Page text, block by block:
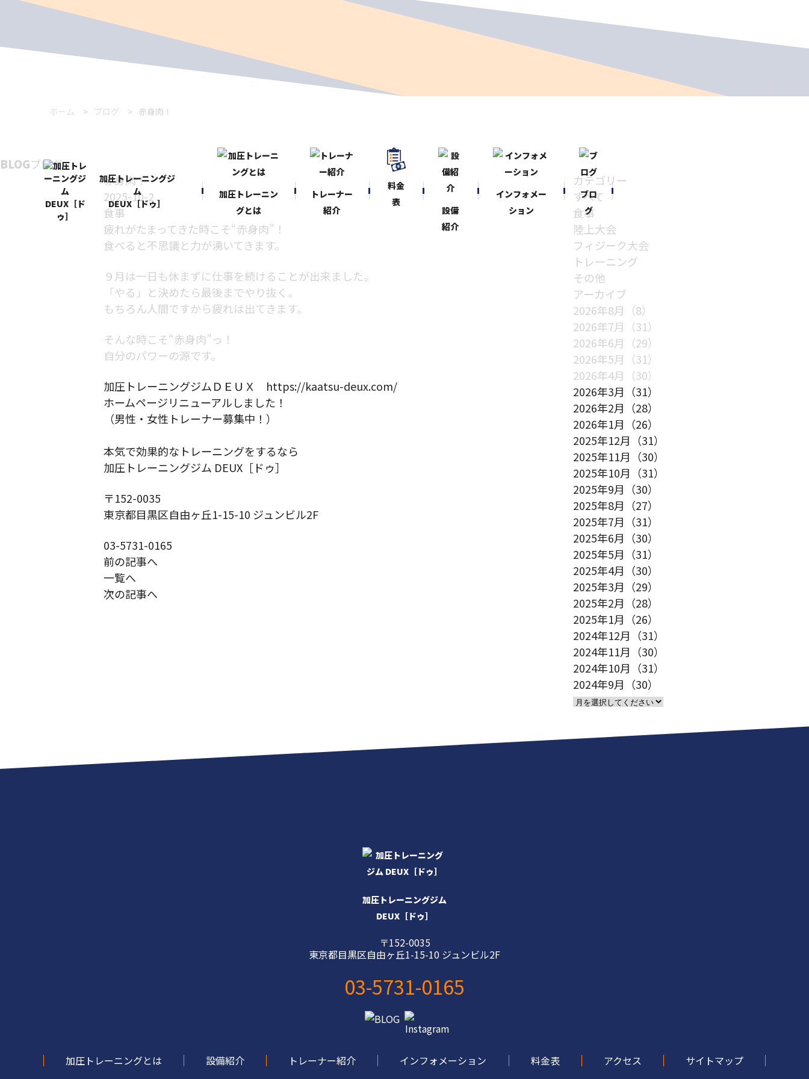
加圧トレーニングジ
ム
DEUX［ドゥ］
加圧トレーニン
グとは
トレーナー
紹介
料金
表
設備
紹介
インフォメー
ション
ブロ
グ
ホーム ブログ 赤身肉！
BLOGブログ
赤身肉！
2025-10-2
食事
疲れがたまってきた時こそ“赤身肉”！
食べると不思議と力が湧いてきます。
９月は一日も休まずに仕事を続けることが出来ました。
「やる」と決めたら最後までやり抜く。
もちろん人間ですから疲れは出てきます。
そんな時こそ“赤身肉”っ！
自分のパワーの源です。
加圧トレーニングジムＤＥＵＸ https://kaatsu-deux.com/
ホームページリニューアルしました！
（男性・女性トレーナー募集中！）
本気で効果的なトレーニングをするなら
加圧トレーニングジム DEUX［ドゥ］
〒152-0035
東京都目黒区自由ヶ丘1-15-10 ジュンビル2F
03-5731-0165
前の記事へ
一覧へ
次の記事へ
カテゴリー
すべて
食事
陸上大会
フィジーク大会
トレーニング
その他
アーカイブ
2026年8月（8）
2026年7月（31）
2026年6月（29）
2026年5月（31）
2026年4月（30）
2026年3月（31）
2026年2月（28）
2026年1月（26）
2025年12月（31）
2025年11月（30）
2025年10月（31）
2025年9月（30）
2025年8月（27）
2025年7月（31）
2025年6月（30）
2025年5月（31）
2025年4月（30）
2025年3月（29）
2025年2月（28）
2025年1月（26）
2024年12月（31）
2024年11月（30）
2024年10月（31）
2024年9月（30）
加圧トレーニングジム
DEUX［ドゥ］
〒152-0035
東京都目黒区自由ヶ丘1-15-10 ジュンビル2F
03-5731-0165
加圧トレーニングとは 設備紹介 トレーナー紹介 インフォメーション 料金表 アクセス サイトマップ